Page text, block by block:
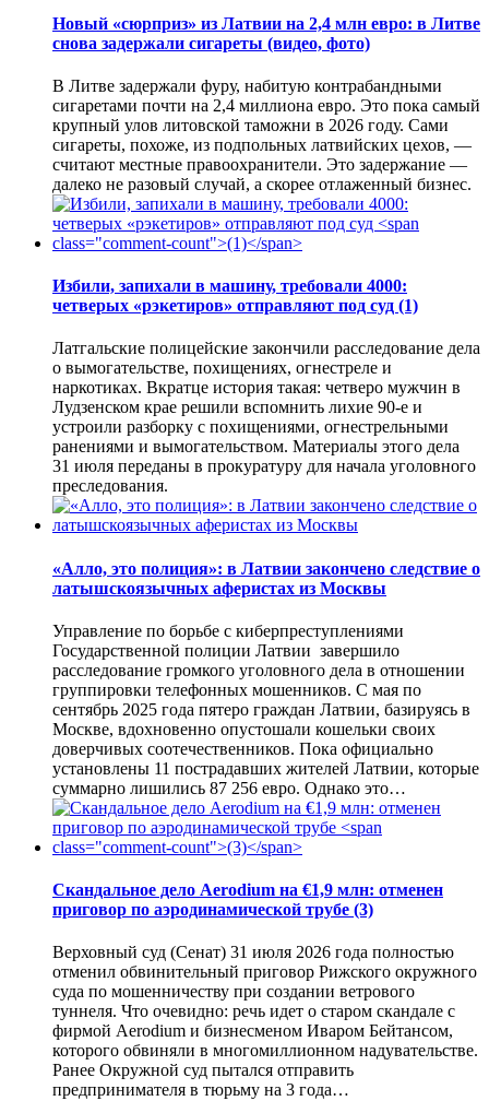
Новый «сюрприз» из Латвии на 2,4 млн евро: в Литве
снова задержали сигареты (видео, фото)
В Литве задержали фуру, набитую контрабандными
сигаретами почти на 2,4 миллиона евро. Это пока самый
крупный улов литовской таможни в 2026 году. Сами
сигареты, похоже, из подпольных латвийских цехов, —
считают местные правоохранители. Это задержание —
далеко не разовый случай, а скорее отлаженный бизнес.
Избили, запихали в машину, требовали 4000:
четверых «рэкетиров» отправляют под суд (1)
Латгальские полицейские закончили расследование дела
о вымогательстве, похищениях, огнестреле и
наркотиках. Вкратце история такая: четверо мужчин в
Лудзенском крае решили вспомнить лихие 90-е и
устроили разборку с похищениями, огнестрельными
ранениями и вымогательством. Материалы этого дела
31 июля переданы в прокуратуру для начала уголовного
преследования.
«Алло, это полиция»: в Латвии закончено следствие о
латышскоязычных аферистах из Москвы
Управление по борьбе с киберпреступлениями
Государственной полиции Латвии завершило
расследование громкого уголовного дела в отношении
группировки телефонных мошенников. С мая по
сентябрь 2025 года пятеро граждан Латвии, базируясь в
Москве, вдохновенно опустошали кошельки своих
доверчивых соотечественников. Пока официально
установлены 11 пострадавших жителей Латвии, которые
суммарно лишились 87 256 евро. Однако это…
Скандальное дело Aerodium на €1,9 млн: отменен
приговор по аэродинамической трубе (3)
Верховный суд (Сенат) 31 июля 2026 года полностью
отменил обвинительный приговор Рижского окружного
суда по мошенничеству при создании ветрового
туннеля. Что очевидно: речь идет о старом скандале с
фирмой Aerodium и бизнесменом Иваром Бейтансом,
которого обвиняли в многомиллионном надувательстве.
Ранее Окружной суд пытался отправить
предпринимателя в тюрьму на 3 года…